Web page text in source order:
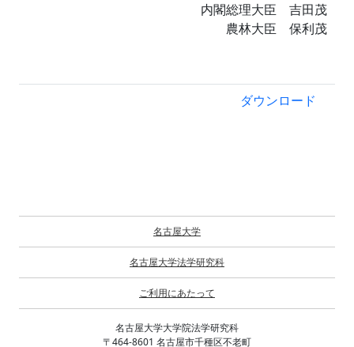
内閣総理大臣 吉田茂
農林大臣 保利茂
ダウンロード
名古屋大学
名古屋大学法学研究科
ご利用にあたって
名古屋大学大学院法学研究科
〒464-8601 名古屋市千種区不老町